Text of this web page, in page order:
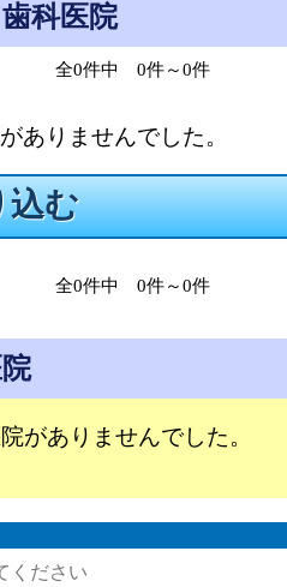
科医院
全0件中 0件～0件
ありませんでした。
込む
全0件中 0件～0件
がありませんでした。